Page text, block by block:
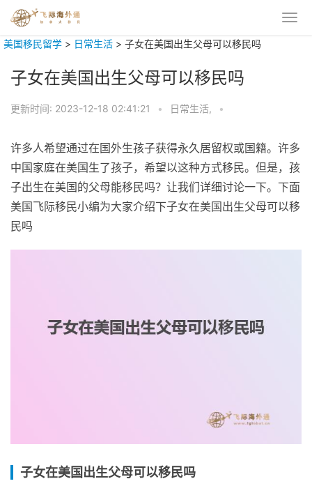
美国移民留学 > 日常生活 > 子女在美国出生父母可以移民吗
子女在美国出生父母可以移民吗
更新时间: 2023-12-18 02:41:21 • 日常生活, •
许多人希望通过在国外生孩子获得永久居留权或国籍。许多
中国家庭在美国生了孩子，希望以这种方式移民。但是，孩
子出生在美国的父母能移民吗？让我们详细讨论一下。下面
美国飞际移民小编为大家介绍下子女在美国出生父母可以移
民吗
子女在美国出生父母可以移民吗